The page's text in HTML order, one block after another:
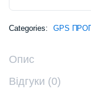
Categories: GPS
Опис
Відгуки (0)